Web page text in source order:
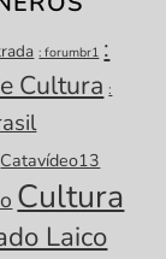
: forumbr1 :
Cultura :
Catavídeo13
Cultura
Laico